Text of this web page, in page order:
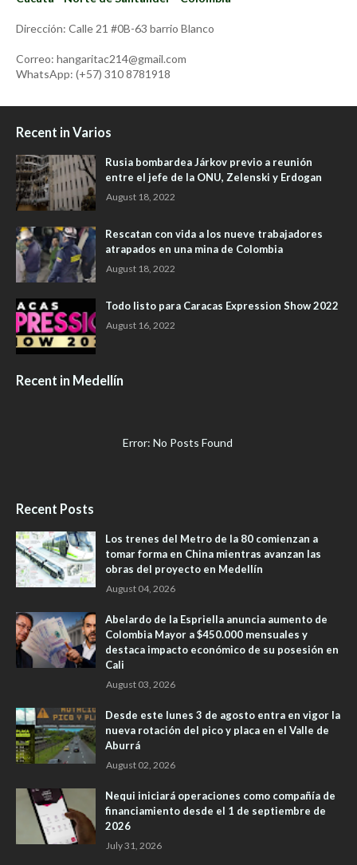
Dirección: Calle 21 #0B-63 barrio Blanco
Correo: hangaritac214@gmail.com
WhatsApp: (+57) 310 8781918
Recent in Varios
Rusia bombardea Járkov previo a reunión
entre el jefe de la ONU, Zelenski y Erdogan
August 18, 2022
Rescatan con vida a los nueve trabajadores
atrapados en una mina de Colombia
August 18, 2022
Todo listo para Caracas Expression Show 2022
August 16, 2022
Recent in Medellín
Error: No Posts Found
Recent Posts
Los trenes del Metro de la 80 comienzan a
tomar forma en China mientras avanzan las
obras del proyecto en Medellín
August 04, 2026
Abelardo de la Espriella anuncia aumento de
Colombia Mayor a $450.000 mensuales y
destaca impacto económico de su posesión en
Cali
August 03, 2026
Desde este lunes 3 de agosto entra en vigor la
nueva rotación del pico y placa en el Valle de
Aburrá
August 02, 2026
Nequi iniciará operaciones como compañía de
financiamiento desde el 1 de septiembre de
2026
July 31, 2026